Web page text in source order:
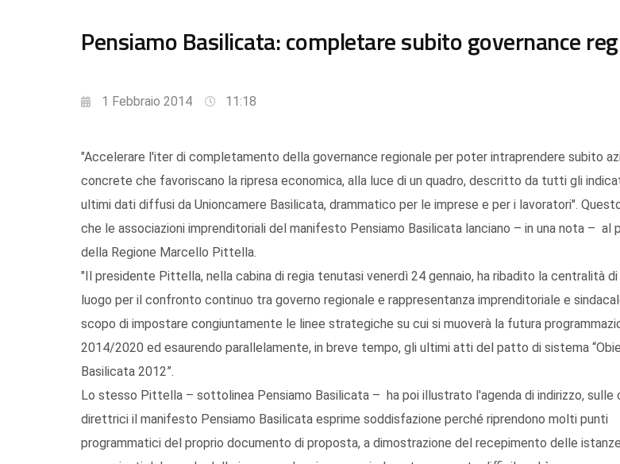
Pensiamo Basilicata: completare subito governance
1 Febbraio 2014 11:18
"Accelerare l'iter di completamento della governance regionale per poter intraprendere subito
concrete che favoriscano la ripresa economica, alla luce di un quadro, descritto da tutti gli
ultimi dati diffusi da Unioncamere Basilicata, drammatico per le imprese e per i lavoratori".
che le associazioni imprenditoriali del manifesto Pensiamo Basilicata lanciano – in una nota – al
della Regione Marcello Pittella.
"Il presidente Pittella, nella cabina di regia tenutasi venerdì 24 gennaio, ha ribadito la centralità
luogo per il confronto continuo tra governo regionale e rappresentanza imprenditoriale e
scopo di impostare congiuntamente le linee strategiche su cui si muoverà la futura
2014/2020 ed esaurendo parallelamente, in breve tempo, gli ultimi atti del patto di sistema
Basilicata 2012”.
Lo stesso Pittella – sottolinea Pensiamo Basilicata – ha poi illustrato l'agenda di indirizzo, sulle
direttrici il manifesto Pensiamo Basilicata esprime soddisfazione perché riprendono molti punti
programmatici del proprio documento di proposta, a dimostrazione del recepimento delle istanze